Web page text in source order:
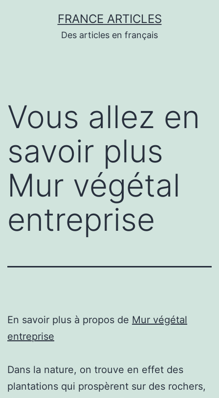
FRANCE ARTICLES
Des articles en français
Vous allez en
savoir plus
Mur végétal
entreprise
En savoir plus à propos de Mur végétal
entreprise
Dans la nature, on trouve en effet des
plantations qui prospèrent sur des rochers,